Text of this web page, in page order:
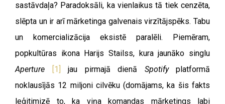
sastāvdaļa? Paradoksāli, ka vienlaikus tā tiek cenzēta,
slēpta un ir arī mārketinga galvenais virzītājspēks. Tabu
un komercializācija eksistē paralēli. Piemēram,
popkultūras ikona Harijs Stailss, kura jaunāko singlu
Aperture
[1] jau pirmajā dienā Spotify platformā
noklausījās 12 miljoni cilvēku (domājams, ka šis fakts
leģitimizē to, ka viņa komandas mārketings labi